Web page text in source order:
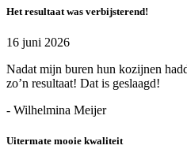
Het resultaat was verbijsterend!
16 juni 2026
Nadat mijn buren hun kozijnen
zo’n resultaat! Dat is geslaagd!
- Wilhelmina Meijer
Uitermate mooie kwaliteit